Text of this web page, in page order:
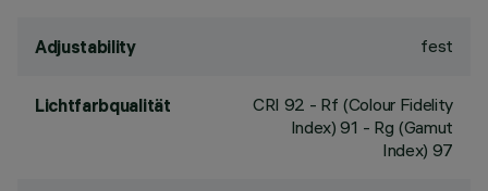
Adjustability fest
Lichtfarbqualität CRI 92 - Rf (Colour Fidelity
Index) 91 - Rg (Gamut
Index) 97